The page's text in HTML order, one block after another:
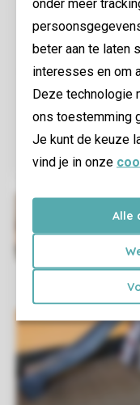
beter aan te laten
interesses en om
Deze technologie
ons toestemming
Je kunt de keuze
vind je in onze
Alle